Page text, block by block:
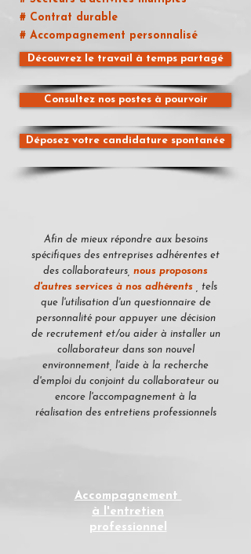
# Contrat durable
# Accompagnement personnalisé
Découvrez le travail à temps partagé
Consultez nos postes à pourvoir
Déposez votre candidature spontanée
Afin de mieux répondre aux besoins
spécifiques des entreprises adhérentes et
des collaborateurs, nous proposons
d'autres services à nos adhérents , tels
que l'utilisation d'un questionnaire de
personnalité pour appuyer une décision
de recrutement et/ou aider à installer un
collaborateur dans son nouvel
environnement, l'aide à la recherche
d'emploi du conjoint du collaborateur ou
encore l'accompagnement à la
réalisation des entretiens professionnels
Accompagnement
à l'entretien
professionnel